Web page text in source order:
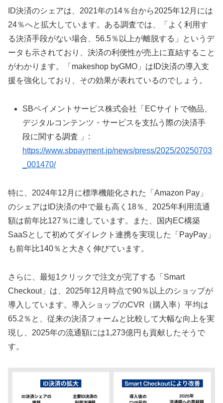
ID決済のシェアは、2021年の14％台から2025年12月には
24％へと拡大しています。ある調査では、「よく利用す
る決済手段がない場合、56.5％以上が離脱する」というデ
ータも示されており、決済の利便性が売上に直結すること
がわかります。「makeshop byGMO」はID決済の導入支
援を強化しており、その効果が表れているのでしょう。
SBペイメントサービス株式会社「ECサイトで物品、
デジタルコンテンツ・サービスを支払う際の決済手
段に関する調査 」:
https://www.sbpayment.jp/news/press/2025/20250703
_001470/
特に、2024年12月に標準機能化された「Amazon Pay」
のシェアはID決済の中で最も高く18％、2025年利用流通
額は前年比127％に達しています。また、国内EC構築
SaaSとして初めてダイレクト連携を実現した「PayPay」
も前年比140％と大きく伸びています。
さらに、最短1クリックで注文が完了する「Smart
Checkout」は、2025年12月時点で90％以上のショップが
導入しています。導入ショップのCVR（購入率）平均は
65.2％と、従来の決済フォームと比較して大幅な向上を実
現し、2025年の流通額には1,273億円も貢献したそうで
す。